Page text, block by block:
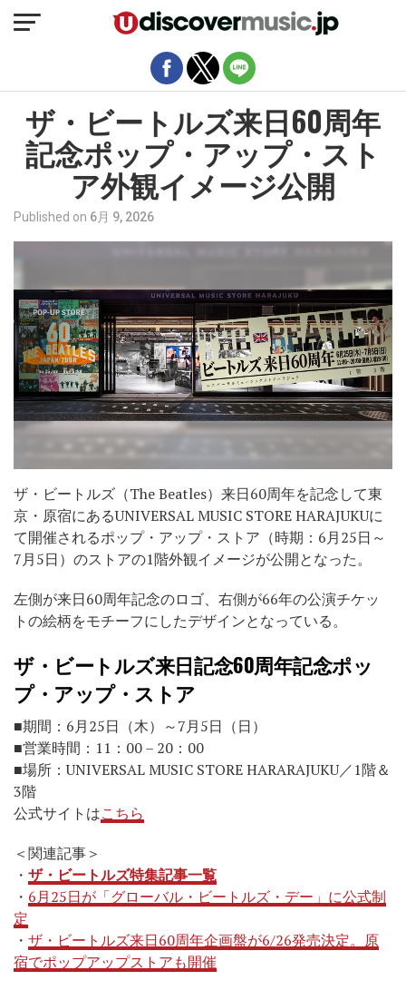
ザ・ビートルズ来日60周年
記念ポップ・アップ・スト
ア外観イメージ公開
Published on 6月 9, 2026
ザ・ビートルズ（The Beatles）来日60周年を記念して東
京・原宿にあるUNIVERSAL MUSIC STORE HARAJUKUに
て開催されるポップ・アップ・ストア（時期：6月25日～
7月5日）のストアの1階外観イメージが公開となった。
左側が来日60周年記念のロゴ、右側が66年の公演チケッ
トの絵柄をモチーフにしたデザインとなっている。
ザ・ビートルズ来日記念60周年記念ポッ
プ・アップ・ストア
■期間：6月25日（木）～7月5日（日）
■営業時間：11：00 – 20：00
■場所：UNIVERSAL MUSIC STORE HARARAJUKU／1階＆
3階
公式サイトはこちら
＜関連記事＞
・ ザ・ビートルズ特集記事一覧
・ 6月25日が「グローバル・ビートルズ・デー」に公式制
定
・ ザ・ビートルズ来日60周年企画盤が6/26発売決定。原
宿でポップアップストアも開催
モバイルバージョンを終了